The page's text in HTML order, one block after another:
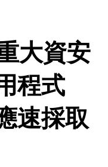
大資安
程式
速採取